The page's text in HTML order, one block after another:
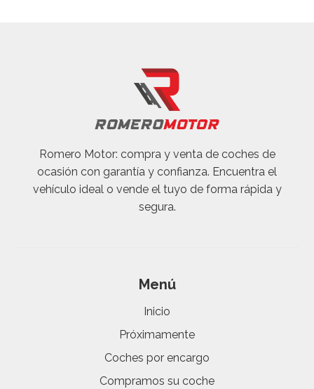
Romero Motor: compra y venta de coches de
ocasión con garantía y confianza. Encuentra el
vehículo ideal o vende el tuyo de forma rápida y
segura.
Menú
Inicio
Próximamente
Coches por encargo
Compramos su coche